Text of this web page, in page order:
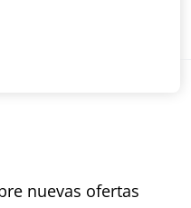
nuevas ofertas